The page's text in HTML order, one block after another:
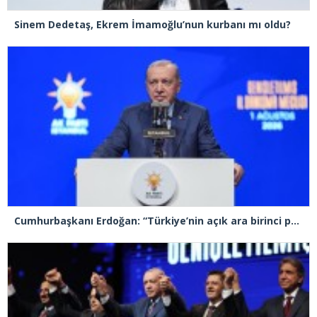
Sinem Dedetaş, Ekrem İmamoğlu’nun kurbanı mı oldu?
Cumhurbaşkanı Erdoğan: “Türkiye’nin açık ara birinci partisiyiz”